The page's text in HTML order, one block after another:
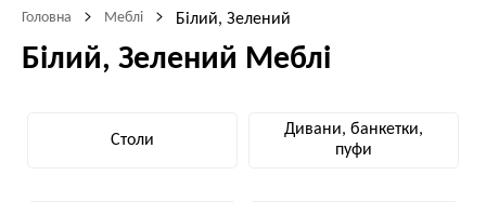
Головна Меблі Білий, Зелений
Білий, Зелений Меблі
Столи
Дивани, банкетки,
пуфи